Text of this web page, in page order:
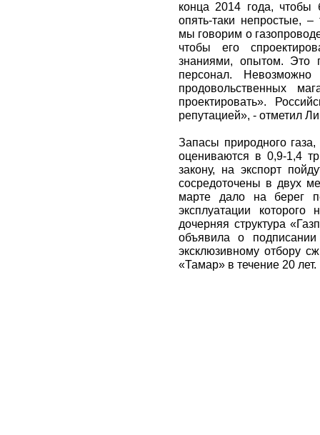
конца 2014 года, чтобы
опять-таки непростые,
мы говорим о
чтобы его
знаниями, опытом. Это
персонал. Невозможно
продовольственных
проектировать».
репутацией», - отметил
Запасы природного
оцениваются в 0,9-1,4
закону, на экспорт
сосредоточены в двух
марте дало на берег
эксплуатации
дочерняя структура
объявила о
эксклюзивному отбору
«Тамар» в течение 20 лет.